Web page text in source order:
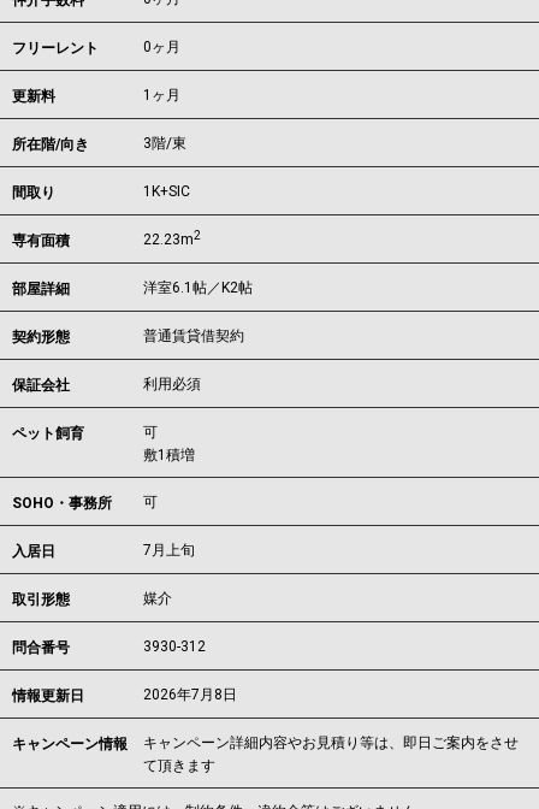
フリーレント 0ヶ月
更新料 1ヶ月
所在階/向き 3階/東
間取り 1K+SIC
専有面積 22.23m2
部屋詳細 洋室6.1帖／K2帖
契約形態 普通賃貸借契約
保証会社 利用必須
ペット飼育
可
敷1積増
SOHO・事務所 可
入居日 7月上旬
取引形態 媒介
問合番号 3930-312
情報更新日 2026年7月8日
キャンペーン情報
キャンペーン詳細内容やお見積り等は、即日ご案内をさせ
て頂きます